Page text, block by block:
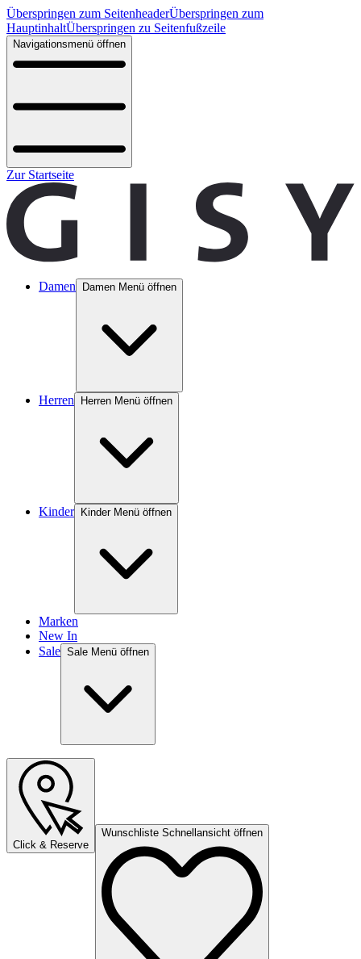
Überspringen zum SeitenheaderÜberspringen zum
HauptinhaltÜberspringen zu Seitenfußzeile
Navigationsmenü öffnen
Zur Startseite
Damen Damen Menü öffnen
Herren Herren Menü öffnen
Kinder Kinder Menü öffnen
Marken
New In
Sale Sale Menü öffnen
Click & Reserve
Wunschliste Schnellansicht öffnen